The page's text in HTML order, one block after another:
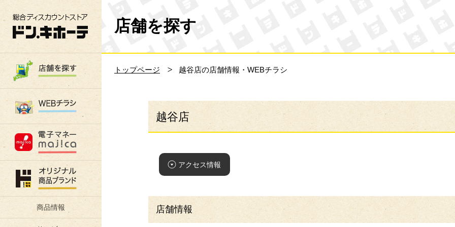
総合ディスカウントストア 驚安の殿堂 ドン・キホーテ
商品情報
店舗を探す
トップページ 越谷店の店舗情報・WEBチラシ
越谷店
アクセス情報
店舗情報